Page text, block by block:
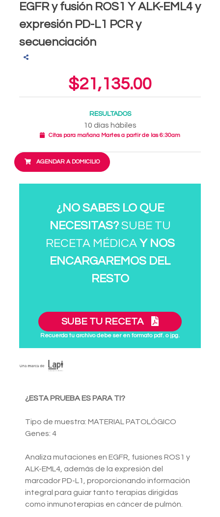
EGFR y fusión ROS1 Y ALK-EML4 y
expresión PD-L1 PCR y
secuenciación
$21,135.00
RESULTADOS
10 días hábiles
Citas para mañana Martes a partir de las 6:30am
AGENDAR A DOMICILIO
¿NO SABES LO QUE
NECESITAS?SUBE TU
RECETA MÉDICA Y NOS
ENCARGAREMOS DEL
RESTO
SUBE TU RECETA
Recuerda tu archivo debe ser en formato pdf. o jpg.
¿ESTA PRUEBA ES PARA TI?
Tipo de muestra: MATERIAL PATOLÓGICO
Genes: 4
Analiza mutaciones en EGFR, fusiones ROS1 y
ALK-EML4, además de la expresión del
marcador PD-L1, proporcionando información
integral para guiar tanto terapias dirigidas
como inmunoterapias en cáncer de pulmón.